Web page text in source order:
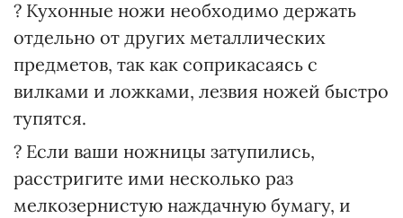
? Кухонные ножи необходимо держать
отдельно от других металлических
предметов, так как соприкасаясь с
вилками и ложками, лезвия ножей быстро
тупятся.
? Если ваши ножницы затупились,
расстригите ими несколько раз
мелкозернистую наждачную бумагу, и